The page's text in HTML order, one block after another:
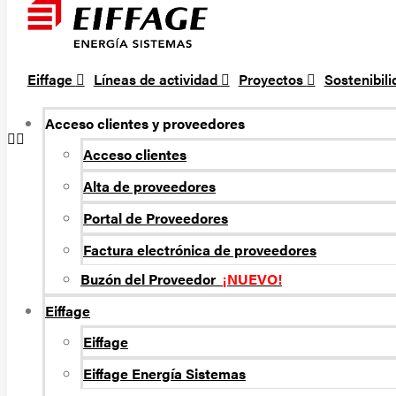
Eiffage Líneas de actividad Proyectos
Acceso clientes y proveedores
Acceso clientes
Alta de proveedores
Portal de Proveedores
Factura electrónica de proveedores
Buzón del Proveedor ¡NUEVO!
Eiffage
Eiffage
Eiffage Energí­a Sistemas